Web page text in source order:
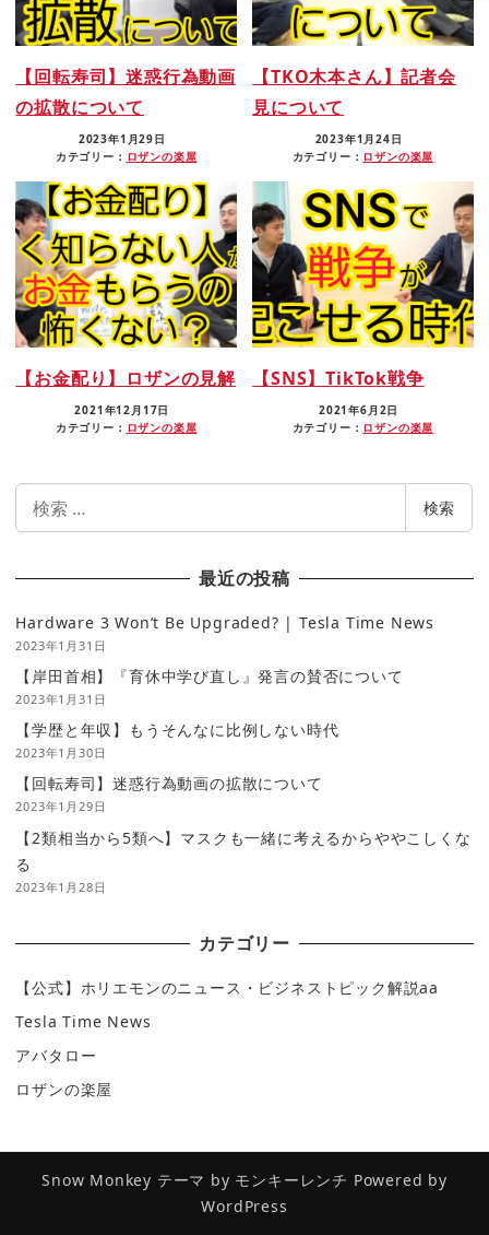
【回転寿司】迷惑行為動画
の拡散について
2023年1月29日
カテゴリー： ロザンの楽屋
【TKO木本さん】記者会
見について
2023年1月24日
カテゴリー： ロザンの楽屋
【お金配り】ロザンの見解
2021年12月17日
カテゴリー： ロザンの楽屋
【SNS】TikTok戦争
2021年6月2日
カテゴリー： ロザンの楽屋
検索
最近の投稿
Hardware 3 Won’t Be Upgraded? | Tesla Time News
2023年1月31日
【岸田首相】『育休中学び直し』発言の賛否について
2023年1月31日
【学歴と年収】もうそんなに比例しない時代
2023年1月30日
【回転寿司】迷惑行為動画の拡散について
2023年1月29日
【2類相当から5類へ】マスクも一緒に考えるからややこしくな
る
2023年1月28日
カテゴリー
【公式】ホリエモンのニュース・ビジネストピック解説aa
Tesla Time News
アバタロー
ロザンの楽屋
Snow Monkey テーマ by モンキーレンチ Powered by
WordPress